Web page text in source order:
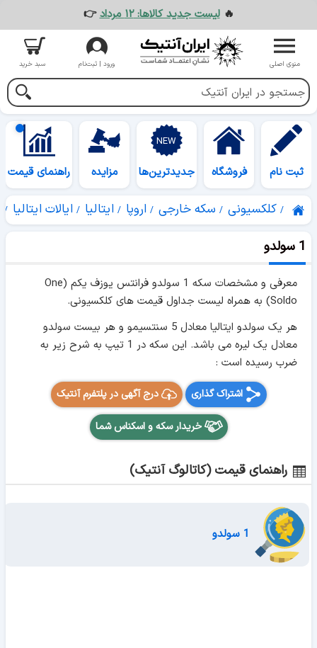
🔥لیست جدید کالاها: ۱۲ مرداد 👉
منوی اصلی ورود | ثبت‌نام سبد خرید
ثبت نام فروشگاه جدیدترین‌ها مزایده راهنمای قیمت
کلکسیونی سکه خارجی اروپا ایتالیا ایالات ایتالیا
1 سولدو
معرفی و مشخصات سکه 1 سولدو فرانتس یوزف یکم (One
Soldo) به همراه لیست جداول قیمت های کلکسیونی.
هر یک سولدو ایتالیا معادل 5 سنتسیمو و هر بیست سولدو
معادل یک لیره می باشد. این سکه در 1 تیپ به شرح زیر به
ضرب رسیده است :
اشتراک گذاری درج آگهی در پلتفرم آنتیک
خریدار سکه و اسکناس شما
راهنمای قیمت (کاتالوگ آنتیک)
1 سولدو